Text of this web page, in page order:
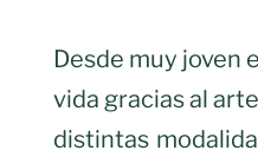
Desde muy joven
vida gracias al
distintas